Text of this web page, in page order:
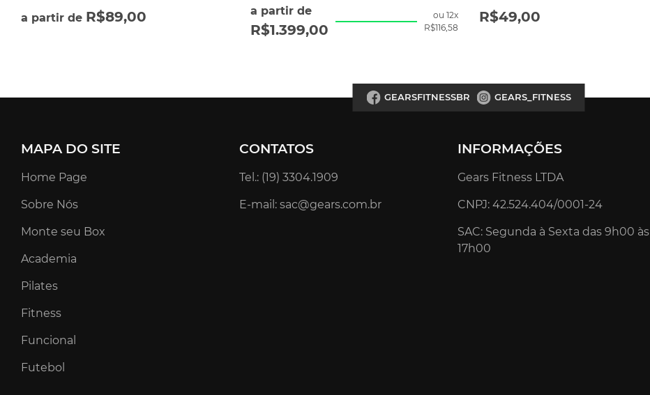
a partir de R$89,00
ou 12x
R$116,58
a partir de
R$1.399,00
R$49,00
GEARSFITNESSBR GEARS_FITNESS
MAPA DO SITE
Home Page
Sobre Nós
Monte seu Box
Academia
Pilates
Fitness
Funcional
Futebol
CONTATOS
Tel.: (19) 3304.1909
E-mail: sac@gears.com.br
INFORMAÇÕES
Gears Fitness LTDA
CNPJ: 42.524.404/0001-24
SAC: Segunda à Sexta das 9h00 às
17h00